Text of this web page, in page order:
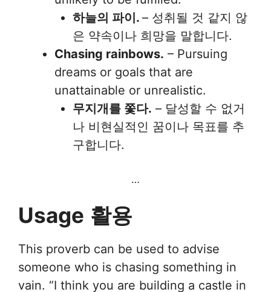
하늘의 파이. – 성취될 것 같지 않
은 약속이나 희망을 말합니다.
Chasing rainbows. – Pursuing
dreams or goals that are
unattainable or unrealistic.
무지개를 쫓다. – 달성할 수 없거
나 비현실적인 꿈이나 목표를 추
구합니다.
…
Usage 활용
This proverb can be used to advise
someone who is chasing something in
vain. “I think you are building a castle in